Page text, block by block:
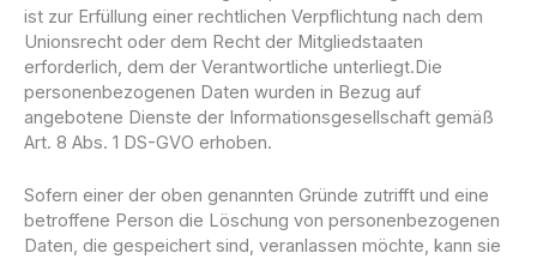
ist zur Erfüllung einer rechtlichen Verpflichtung nach dem
Unionsrecht oder dem Recht der Mitgliedstaaten
erforderlich, dem der Verantwortliche unterliegt.Die
personenbezogenen Daten wurden in Bezug auf
angebotene Dienste der Informationsgesellschaft gemäß
Art. 8 Abs. 1 DS-GVO erhoben.
Sofern einer der oben genannten Gründe zutrifft und eine
betroffene Person die Löschung von personenbezogenen
Daten, die gespeichert sind, veranlassen möchte, kann sie